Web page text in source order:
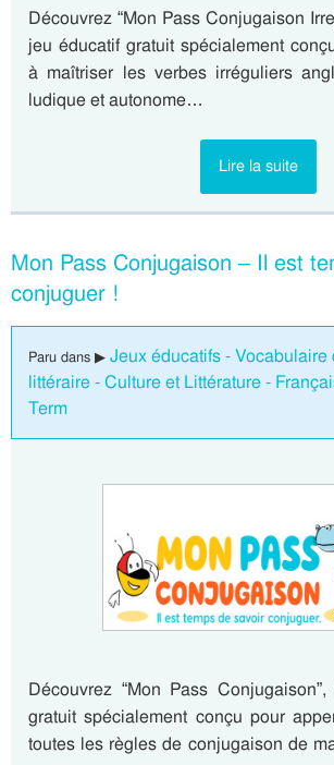
Découvrez “Mon Pass Conjugaison
jeu éducatif gratuit spécialement
à maîtriser les verbes irréguliers
ludique et autonome…
Lire la suite
Mon Pass Conjugaison – Il est
conjuguer !
Paru dans ▶ Jeux éducatifs - Vocabulaire
littéraire - Culture et Littérature -
Term
Découvrez “Mon Pass
gratuit spécialement conçu pour
toutes les règles de conjugaison de